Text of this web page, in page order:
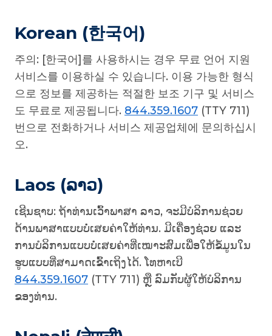
Korean (한국어)
주의: [한국어]를 사용하시는 경우 무료 언어 지원
서비스를 이용하실 수 있습니다. 이용 가능한 형식
으로 정보를 제공하는 적절한 보조 기구 및 서비스
도 무료로 제공됩니다. 844.359.1607 (TTY 711)
번으로 전화하거나 서비스 제공업체에 문의하십시
오.
Laos (ລາວ)
ເຊີນຊາບ: ຖ້າທ່ານເວົ້າພາສາ ລາວ, ຈະມີບໍລິການຊ່ວຍ
ດ້ານພາສາແບບບໍ່ເສຍຄ່າໃຫ້ທ່ານ. ມີເຄື່ອງຊ່ວຍ ແລະ
ການບໍລິການແບບບໍ່ເສຍຄ່າທີ່ເໝາະສົມເພື່ອໃຫ້ຂໍ້ມູນໃນ
ຮູບແບບທີ່ສາມາດເຂົ້າເຖິງໄດ້. ໂທຫາເບີ
844.359.1607 (TTY 711) ຫຼື ລົມກັບຜູ້ໃຫ້ບໍລິການ
ຂອງທ່ານ.